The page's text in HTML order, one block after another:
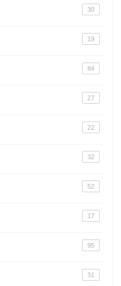
30
19
84
27
22
32
52
17
95
31